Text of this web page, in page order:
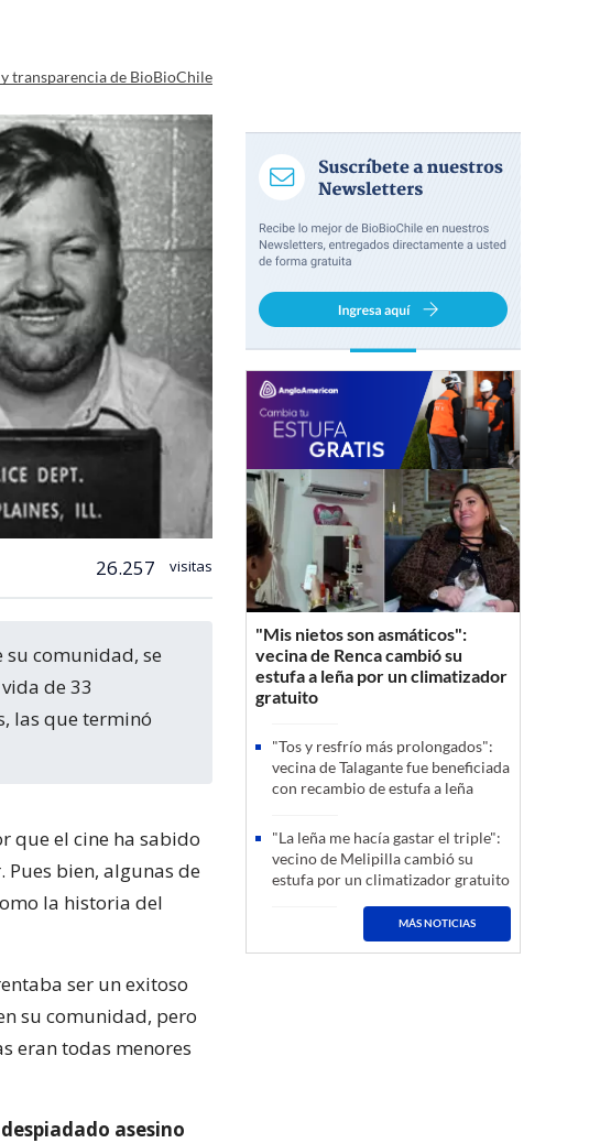
transparencia de BioBioChile
26.257 visitas
de 33
las que terminó
que el cine ha sabido
bien, algunas de
la historia del
ser un exitoso
su comunidad, pero
eran todas menores
asesino
"Mis nietos son asmáticos":
vecina de Renca cambió su
estufa a leña por un climatizador
gratuito
"Tos y resfrío más prolongados":
vecina de Talagante fue beneficiada
con recambio de estufa a leña
"La leña me hacía gastar el triple":
vecino de Melipilla cambió su
estufa por un climatizador gratuito
MÁS NOTICIAS